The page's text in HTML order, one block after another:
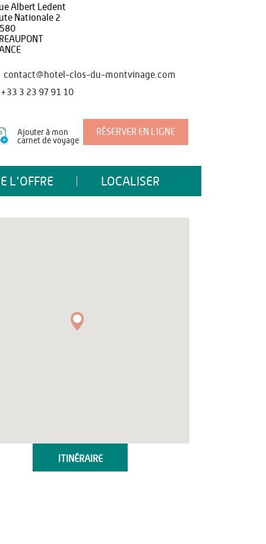
Albert Ledent
Nationale 2
contact@hotel-clos-du-montvinage.com
+33 3 23 97 91 10
Ajouter à mon
carnet de voyage
RÉSERVER EN LIGNE
L'OFFRE LOCALISER
ITINÉRAIRE